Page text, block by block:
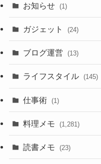
お知らせ (1)
ガジェット (24)
ブログ運営 (13)
ライフスタイル (145)
仕事術 (1)
料理メモ (1,281)
読書メモ (23)